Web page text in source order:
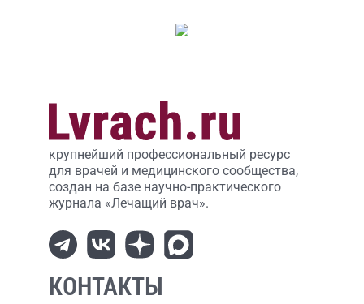
крупнейший профессиональный ресурс
для врачей и медицинского сообщества,
создан на базе научно-практического
журнала «Лечащий врач».
КОНТАКТЫ